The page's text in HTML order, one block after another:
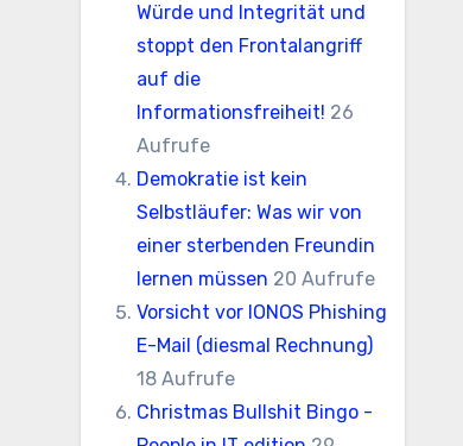
Würde und Integrität und
stoppt den Frontalangriff
auf die
Informationsfreiheit! 26
Aufrufe
Demokratie ist kein
Selbstläufer: Was wir von
einer sterbenden Freundin
lernen müssen 20 Aufrufe
Vorsicht vor IONOS Phishing
E-Mail (diesmal Rechnung)
18 Aufrufe
Christmas Bullshit Bingo -